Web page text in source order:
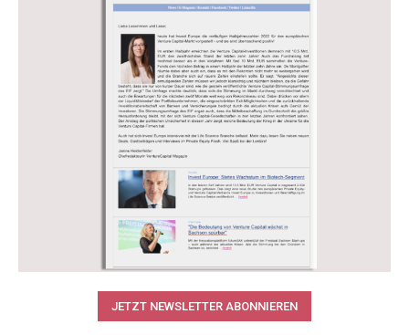
JETZT NEWSLETTER ABONNIEREN